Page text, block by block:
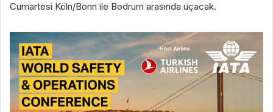
Cumartesi Köln/Bonn ile Bodrum arasında uçacak.